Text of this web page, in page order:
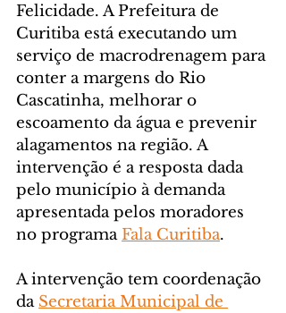
Felicidade. A Prefeitura de
Curitiba está executando um
serviço de macrodrenagem para
conter a margens do Rio
Cascatinha, melhorar o
escoamento da água e prevenir
alagamentos na região. A
intervenção é a resposta dada
pelo município à demanda
apresentada pelos moradores
no programa Fala Curitiba.
A intervenção tem coordenação
da Secretaria Municipal de